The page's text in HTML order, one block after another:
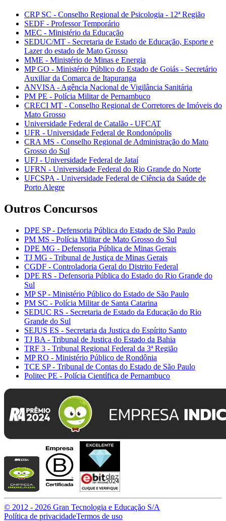
CRP SC - Conselho Regional de Psicologia - 12ª Região
SEDF - Professor Temporário
MEC - Ministério da Educação
SEDUC/MT - Secretaria de Estado de Educação, Esporte e
Lazer do estado de Mato Grosso
MME - Ministério de Minas e Energia
MP GO - Ministério Público do Estado de Goiás - Secretário
Auxiliar da Comarca de Itapuranga
ANVISA - Agência Nacional de Vigilância Sanitária
PM PE - Polícia Militar de Pernambuco
CRECI MT - Conselho Regional de Corretores de Imóveis do
Mato Grosso
Universidade Federal de Catalão - UFCAT
UFR - Universidade Federal de Rondonópolis
CRA MS - Conselho Regional de Administração do Mato
Grosso do Sul
UFJ - Universidade Federal de Jataí
UFRN - Universidade Federal do Rio Grande do Norte
UFCSPA - Universidade Federal de Ciência da Saúde de
Porto Alegre
Outros Concursos
DPE SP - Defensoria Pública do Estado de São Paulo
PM MS - Polícia Militar de Mato Grosso do Sul
DPE MG - Defensoria Pública de Minas Gerais
TJ MG - Tribunal de Justiça de Minas Gerais
CGDF - Controladoria Geral do Distrito Federal
DPE RS - Defensoria Pública do Estado do Rio Grande do
Sul
MP SP - Ministério Público do Estado de São Paulo
PM SC - Polícia Militar de Santa Catarina
SEDUC RS - Secretaria de Estado da Educação do Rio
Grande do Sul
SEJUS ES - Secretaria da Justiça do Espírito Santo
TJ BA - Tribunal de Justiça do Estado da Bahia
TRF 3 - Tribunal Regional Federal da 3ª Região
MP RO - Ministério Público de Rondônia
TCE SP - Tribunal de Contas do Estado de São Paulo
Politec PE - Polícia Científica de Pernambuco
© 2012 - 2026 Gran Tecnologia e Educação S/A
Política de privacidadeTermos de uso